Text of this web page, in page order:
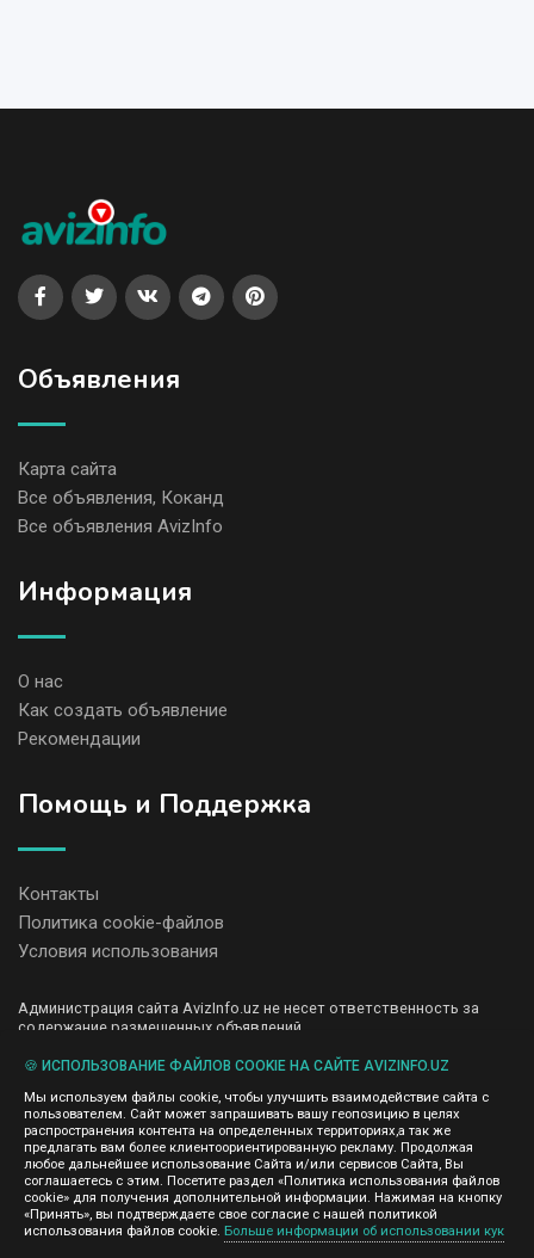
Объявления
Карта сайта
Все объявления, Коканд
Все объявления AvizInfo
Информация
О нас
Как создать объявление
Рекомендации
Помощь и Поддержка
Контакты
Политика cookie-файлов
Условия использования
Администрация сайта AvizInfo.uz не несет ответственность за
содержание размещенных объявлений.
передаем и не продаем личную информацию зарегистрированных
правила конфиденциальности сайтов на которые ссылается
AvizInfo.uz. На некоторых страницах нашего сайта представлена
реклама Google Adsense Advertising Network. Чтобы узнать
подробней о правилах конфиденциальности Google нажмите тут
🍪 ИСПОЛЬЗОВАНИЕ ФАЙЛОВ COOKIE НА САЙТЕ AVIZINFO.UZ
Мы используем файлы cookie, чтобы улучшить взаимодействие сайта с
пользователем. Сайт может запрашивать вашу геопозицию в целях
распространения контента на определенных территориях,а так же
предлагать вам более клиентоориентированную рекламу. Продолжая
любое дальнейшее использование Сайта и/или сервисов Сайта, Вы
соглашаетесь с этим. Посетите раздел «Политика использования файлов
cookie» для получения дополнительной информации. Нажимая на кнопку
«Принять», вы подтверждаете свое согласие с нашей политикой
использования файлов cookie. Больше информации об использовании кук